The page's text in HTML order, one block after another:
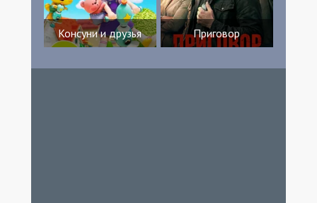
Консуни и друзья Приговор